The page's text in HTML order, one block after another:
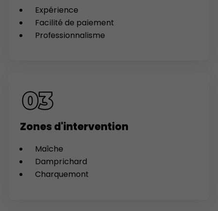
Expérience
Facilité de paiement
Professionnalisme
Zones d'intervention
Maîche
Damprichard
Charquemont